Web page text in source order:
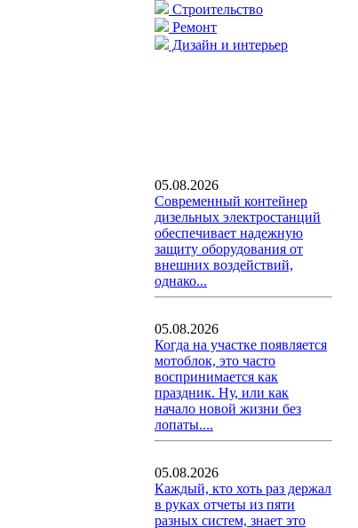
Строительство
Ремонт
Дизайн и интерьер
05.08.2026
Современный контейнер
дизельных электростанций
обеспечивает надежную
защиту оборудования от
внешних воздействий,
однако...
05.08.2026
Когда на участке появляется
мотоблок, это часто
воспринимается как
праздник. Ну, или как
начало новой жизни без
лопаты....
05.08.2026
Каждый, кто хоть раз держал
в руках отчеты из пяти
разных систем, знает это